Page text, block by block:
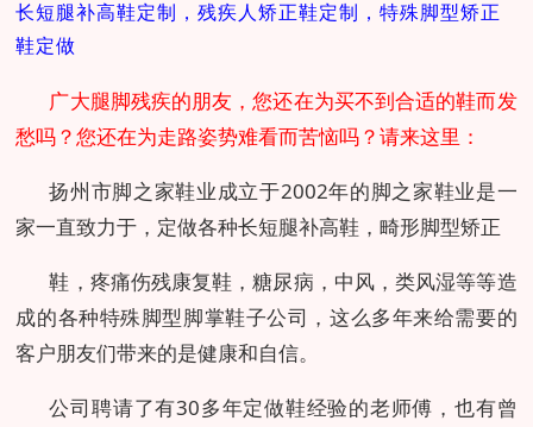
长短腿补高鞋定制，残疾人矫正鞋定制，特殊脚型矫正
鞋定做
广大腿脚残疾的朋友，您还在为买不到合适的鞋而发
愁吗？您还在为走路姿势难看而苦恼吗？请来这里：
扬州市脚之家鞋业成立于2002年的脚之家鞋业是一
家一直致力于，定做各种长短腿补高鞋，畸形脚型矫正
鞋，疼痛伤残康复鞋，糖尿病，中风，类风湿等等造
成的各种特殊脚型脚掌鞋子公司，这么多年来给需要的
客户朋友们带来的是健康和自信。
公司聘请了有30多年定做鞋经验的老师傅，也有曾